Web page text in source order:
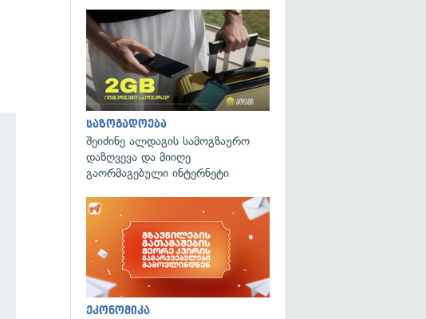
საზოგადოება
შეიძინე ალდაგის სამოგზაურო
დაზღვევა და მიიღე
გაორმაგებული ინტერნეტი
ეკონომიკა